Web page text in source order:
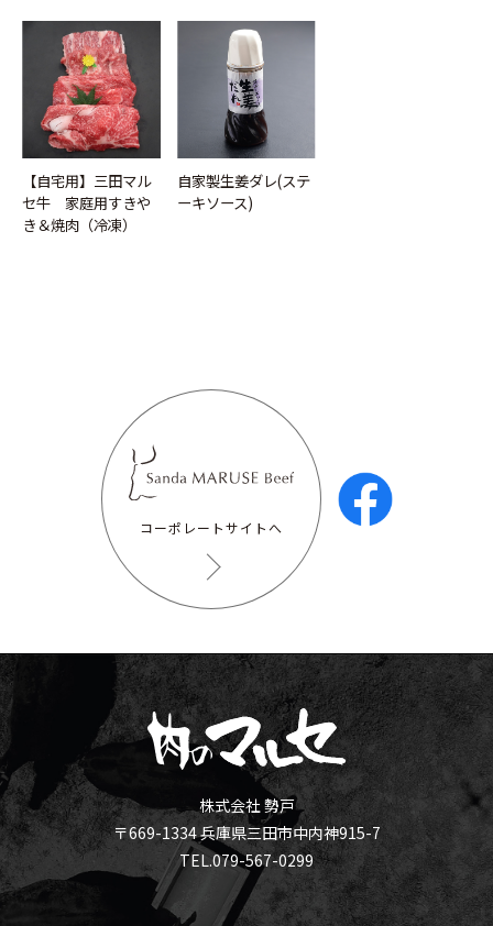
【自宅用】三田マル
セ牛 家庭用すきや
き＆焼肉（冷凍）
自家製生姜ダレ(ステ
ーキソース)
コーポレートサイトへ
株式会社 勢戸
〒669-1334 兵庫県三田市中内神915-7
TEL.079-567-0299